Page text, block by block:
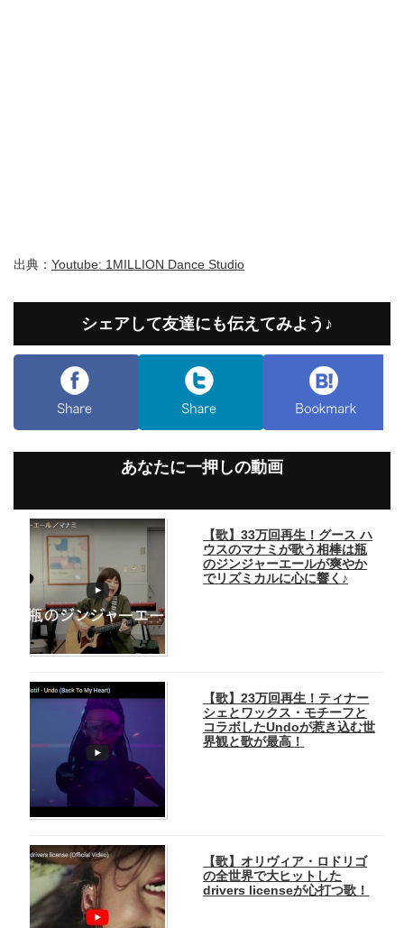
出典： Youtube: 1MILLION Dance Studio
シェアして友達にも伝えてみよう♪
あなたに一押しの動画
【歌】33万回再生！グース ハ
ウスのマナミが歌う相棒は瓶
のジンジャーエールが爽やか
でリズミカルに心に響く♪
【歌】23万回再生！ティナー
シェとワックス・モチーフと
コラボしたUndoが惹き込む世
界観と歌が最高！
【歌】オリヴィア・ロドリゴ
の全世界で大ヒットした
drivers licenseが心打つ歌！